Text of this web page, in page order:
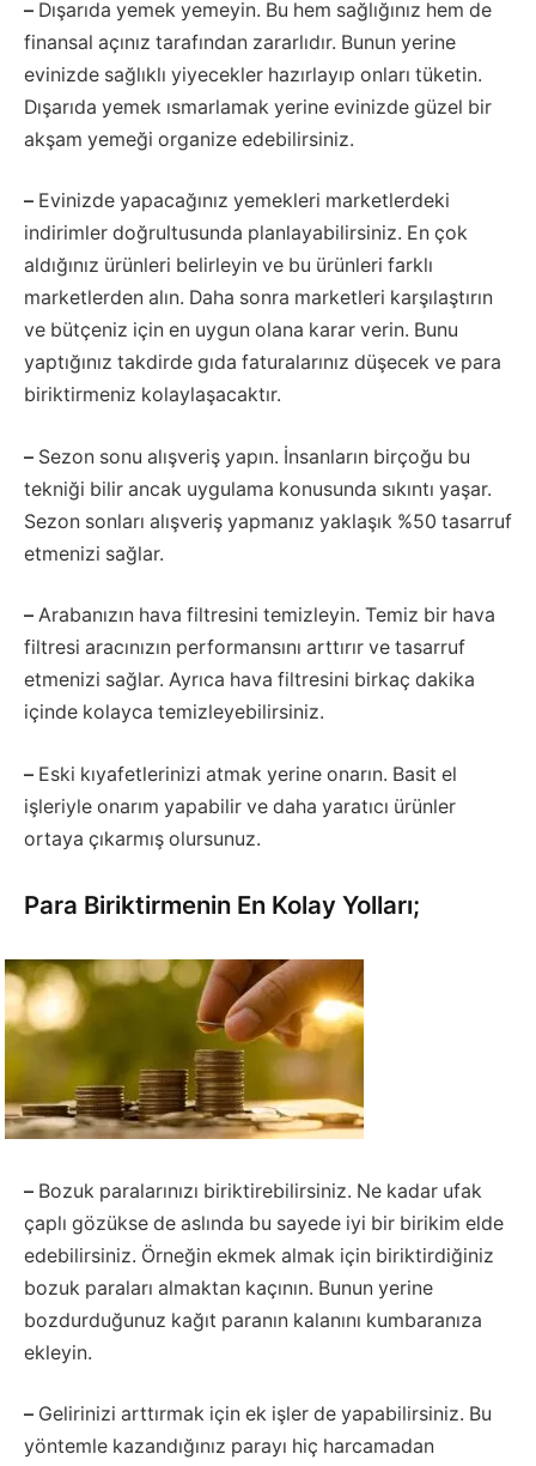
– Dışarıda yemek yemeyin. Bu hem sağlığınız hem de
finansal açınız tarafından zararlıdır. Bunun yerine
evinizde sağlıklı yiyecekler hazırlayıp onları tüketin.
Dışarıda yemek ısmarlamak yerine evinizde güzel bir
akşam yemeği organize edebilirsiniz.
– Evinizde yapacağınız yemekleri marketlerdeki
indirimler doğrultusunda planlayabilirsiniz. En çok
aldığınız ürünleri belirleyin ve bu ürünleri farklı
marketlerden alın. Daha sonra marketleri karşılaştırın
ve bütçeniz için en uygun olana karar verin. Bunu
yaptığınız takdirde gıda faturalarınız düşecek ve para
biriktirmeniz kolaylaşacaktır.
– Sezon sonu alışveriş yapın. İnsanların birçoğu bu
tekniği bilir ancak uygulama konusunda sıkıntı yaşar.
Sezon sonları alışveriş yapmanız yaklaşık %50 tasarruf
etmenizi sağlar.
– Arabanızın hava filtresini temizleyin. Temiz bir hava
filtresi aracınızın performansını arttırır ve tasarruf
etmenizi sağlar. Ayrıca hava filtresini birkaç dakika
içinde kolayca temizleyebilirsiniz.
– Eski kıyafetlerinizi atmak yerine onarın. Basit el
işleriyle onarım yapabilir ve daha yaratıcı ürünler
ortaya çıkarmış olursunuz.
Para Biriktirmenin En Kolay Yolları;
– Bozuk paralarınızı biriktirebilirsiniz. Ne kadar ufak
çaplı gözükse de aslında bu sayede iyi bir birikim elde
edebilirsiniz. Örneğin ekmek almak için biriktirdiğiniz
bozuk paraları almaktan kaçının. Bunun yerine
bozdurduğunuz kağıt paranın kalanını kumbaranıza
ekleyin.
– Gelirinizi arttırmak için ek işler de yapabilirsiniz. Bu
yöntemle kazandığınız parayı hiç harcamadan